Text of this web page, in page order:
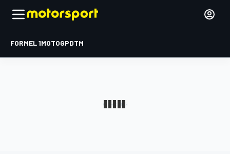
FORMEL 1MOTOGPDTM